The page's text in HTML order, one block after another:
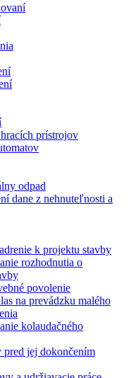
prístrojov
odpad
dane z nehnuteľnosti a
k projektu stavby
rozhodnutia o
povolenie
na prevádzku malého
kolaudačného
pred jej dokončením